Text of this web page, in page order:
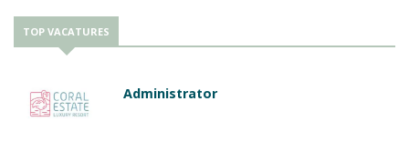
TOP VACATURES
Administrator